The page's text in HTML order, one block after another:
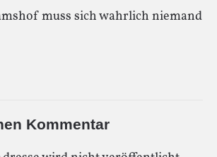
muss sich wahrlich niemand
Kommentar